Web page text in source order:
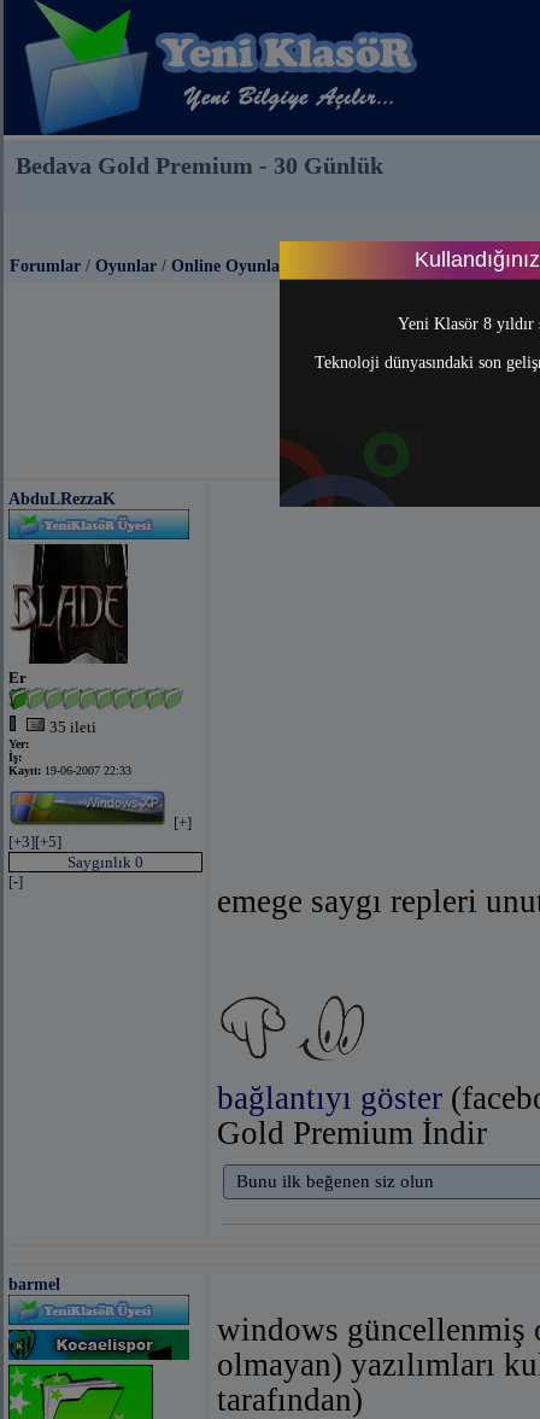
Yeni Klasör 8
Teknoloji dünyasındaki son
Bedava Gold Premium - 30 Günlük
Forumlar / Oyunlar / Online Oyunlar
AbduLRezzaK
Er
35 ileti
Yer:
İş:
Kayıt: 19-06-2007 22:33
[+]
[+3][+5]
Saygınlık 0
[-]
emege saygı repleri
bağlantıyı göster
Gold Premium İndir
Bunu ilk beğenen siz olun
barmel
windows güncellenmiş
olmayan) yazılımları
tarafından)